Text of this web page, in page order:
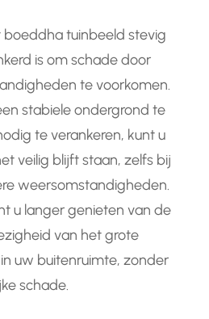
tuinbeeld stevig
is om schade door
te voorkomen.
stabiele ondergrond te
te verankeren, kunt u
veilig blijft staan, zelfs bij
weersomstandigheden.
u langer genieten van de
van het grote
uw buitenruimte, zonder
schade.